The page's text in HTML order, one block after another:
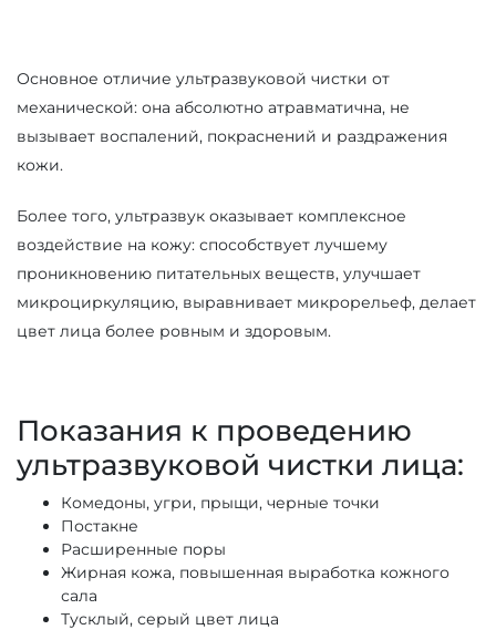
Основное отличие ультразвуковой чистки от
механической: она абсолютно атравматична, не
вызывает воспалений, покраснений и раздражения
кожи.
Более того, ультразвук оказывает комплексное
воздействие на кожу: способствует лучшему
проникновению питательных веществ, улучшает
микроциркуляцию, выравнивает микрорельеф, делает
цвет лица более ровным и здоровым.
Показания к проведению
ультразвуковой чистки лица:
Комедоны, угри, прыщи, черные точки
Постакне
Расширенные поры
Жирная кожа, повышенная выработка кожного
сала
Тусклый, серый цвет лица